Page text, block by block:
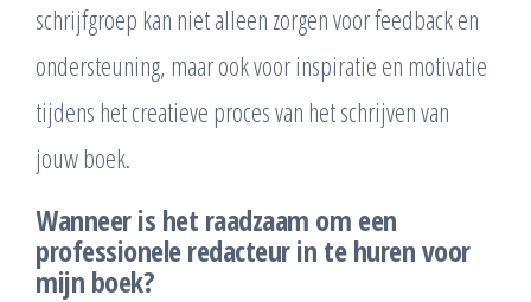
schrijfgroep kan niet alleen zorgen voor feedback en
ondersteuning, maar ook voor inspiratie en motivatie
tijdens het creatieve proces van het schrijven van
jouw boek.
Wanneer is het raadzaam om een
professionele redacteur in te huren voor
mijn boek?